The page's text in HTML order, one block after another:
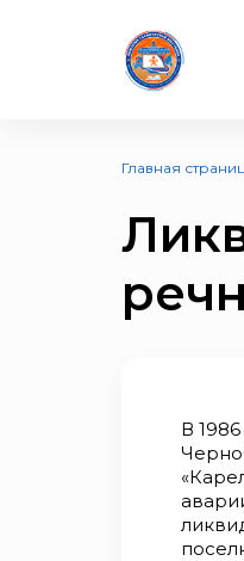
Главная
В